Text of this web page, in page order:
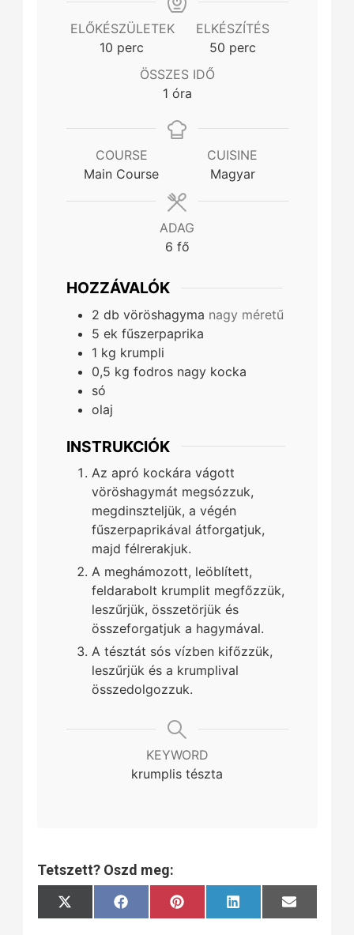
ELŐKÉSZÜLETEK
10minutes
perc
ELKÉSZÍTÉS
50minutes
perc
ÖSSZES IDŐ
1hour
óra
COURSE
Main Course
CUISINE
Magyar
ADAG
6 fő
HOZZÁVALÓK
2 db vöröshagyma nagy méretű
5 ek fűszerpaprika
1 kg krumpli
0,5 kg fodros nagy kocka
só
olaj
INSTRUKCIÓK
Az apró kockára vágott
vöröshagymát megsózzuk,
megdinszteljük, a végén
fűszerpaprikával átforgatjuk,
majd félrerakjuk.
A meghámozott, leöblített,
feldarabolt krumplit megfőzzük,
leszűrjük, összetörjük és
összeforgatjuk a hagymával.
A tésztát sós vízben kifőzzük,
leszűrjük és a krumplival
összedolgozzuk.
KEYWORD
krumplis tészta
Tetszett? Oszd meg:
Share
on
X
(Twitter)
Share
on
Facebook Share
on
Pinterest
Share
on
LinkedIn
Share
on
Email